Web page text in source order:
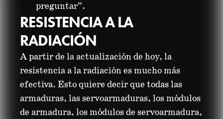
preguntar”.
RESISTENCIA A LA
RADIACIÓN
A partir de la actualización de hoy, la
resistencia a la radiación es mucho más
efectiva. Esto quiere decir que todas las
armaduras, las servoarmaduras, los módulos
de armadura, los módulos de servoarmadura,